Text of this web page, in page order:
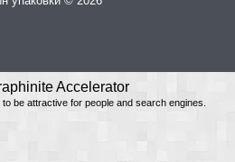
Accelerator
be attractive for people and search engines.